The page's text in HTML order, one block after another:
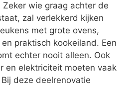
wie graag achter de
zal verlekkerd kijken
met grote ovens,
praktisch kookeiland. Een
echter nooit alleen. Ook
en elektriciteit moeten vaak
deze deelrenovatie